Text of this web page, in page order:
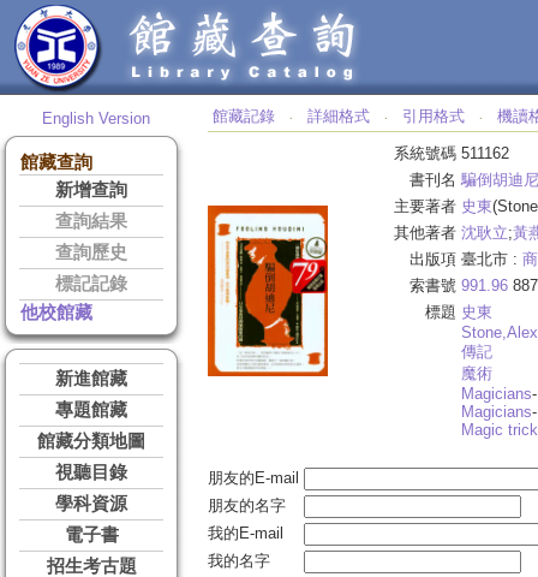
English Version
館藏查詢
新增查詢
查詢結果
查詢歷史
標記記錄
他校館藏
新進館藏
專題館藏
館藏分類地圖
視聽目錄
學科資源
電子書
招生考古題
館藏記錄 ‧ 詳細格式 ‧ 引用格式 ‧ 機讀
系統號碼 511162
書刊名 騙倒胡迪尼
主要著者 史東
其他著者 沈耿立;黃
出版項 臺北市 :
索書號 991.96 887
標題 史東
Stone,Alex
傳記
魔術
Magicians-
Magicians
Magic
朋友的E-mail
朋友的名字
我的E-mail
我的名字